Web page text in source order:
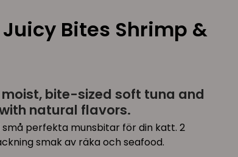
Bites Shrimp &
bite-sized soft tuna and
natural flavors.
perfekta munsbitar för din katt. 2
smak av räka och seafood.